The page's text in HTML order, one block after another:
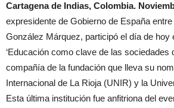
Cartagena de Indias, Colombia.
expresidente de Gobierno de España
González Márquez, participó el día de hoy
‘Educación como clave de las sociedades
compañía de la fundación que lleva su
Internacional de La Rioja (UNIR) y la
Esta última institución fue anfitriona del